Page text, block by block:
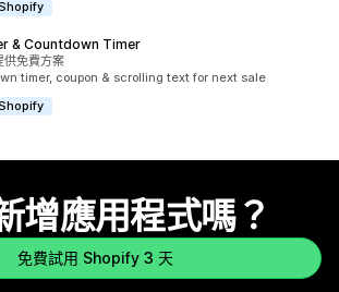
& Countdown Timer
供免費方案
timer, coupon & scrolling text for next sale
增應用程式嗎？
免費試用 Shopify 3 天